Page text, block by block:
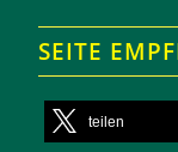
SEITE
teilen